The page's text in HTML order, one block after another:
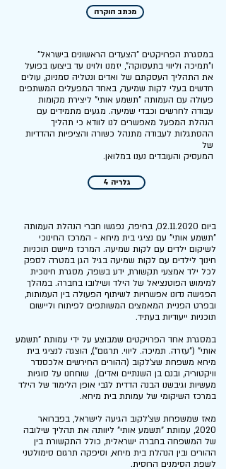
מכתב הוקרה
במסגרת הפרויקטים "הצעדים הראשונים בישראל"
ו"תמיכה וליווי בתעסוקה", יזמנו ולוינו עד ביצועו בפועל
את התהליך העסקתם של ואדים ונטליה סמניוק, עולים
חדשים בעלי לקות שמיעה, באחד המפעלים המשתפים
פעולה עם העמותה "תשמע אותי" ליצירת מקומות
עבודה לחרשים וכבדי שמיעה. מגעים מתמידים עם
הנהלת המפעל מאפשרים לנו לוודא כי תהליך
ההסתגלות לעבודה מתנהל כשורה והציפיות ההדדיות
של
.המעסיק והעובדים נענו במלואן
גלריה 4
ביום 02.11.2020, בחיפה, נפגשו חברי הנהלת העמותה
"תשמע אותי" עם נציגי בית מיחא - המרכז החינוכי
לשיקום ילדים עם לקות שמיעה. המרכז מיישם תוכניות
חינוך לילדים עם לקות שמיעה בגיל הגן במטרה לספק
לכל ילד אמצעי תקשורת, ידע בשפה, מסגרת חינוכית
למימוש הפוטנציאל של הילד ושילובו בחברה. במהלך
הפגישה נדונו אפשרויות לשיתוף הפעולה בין העמותות,
ובפרט הפניית המאמצים המשותפים לפיתוח וליישום
תוכניות ייעודיות בעתיד.
במסגרת אחד הפרויקטים שמבוצע על ידי עמותת "תשמע
אותי" ("עזרה. תמיכה. ליווי. תרגום"), הוצגה לנציגי בית
מיחא משפחת שצ'לקוב (ההורים החירשים אלכסנדר
וויקטוריה, ובנם בן השנתיים ואדים), שוחחנו על סוגיות
מעשיות וגיבשנו הבנה הדדית לגבי אופן הלימוד של הילד
במרכז השיקומי של עמותת בית מיחא.
מאז שמשפחת שצ'לקוב הגיעה לישראל, בפברואר
2020, עמותת "תשמע אותי" ליוותה את תהליך שילובה
של המשפחה בחברה ישראלית, כולל התקשורת בין
ההורים ובין הנהלת בית מיחא, וסיפקה תרגום סימולטני
לשפת הסימנים הרוסית.